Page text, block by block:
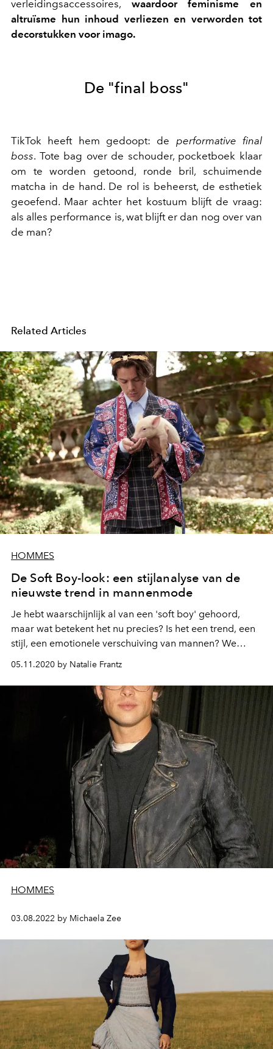
verleidingsaccessoires, waardoor feminisme en
altruïsme hun inhoud verliezen en verworden tot
decorstukken voor imago.
De "final boss"
TikTok heeft hem gedoopt: de performative final
boss. Tote bag over de schouder, pocketboek klaar
om te worden getoond, ronde bril, schuimende
matcha in de hand. De rol is beheerst, de esthetiek
geoefend. Maar achter het kostuum blijft de vraag:
als alles performance is, wat blijft er dan nog over van
de man?
Related Articles
HOMMES
De Soft Boy-look: een stijlanalyse van de
nieuwste trend in mannenmode
Je hebt waarschijnlijk al van een 'soft boy' gehoord,
maar wat betekent het nu precies? Is het een trend, een
stijl, een emotionele verschuiving van mannen? We
leggen het uit aan de hand van 11 celebrities die de soft
boy look opnieuw hebben uitgevonden.
05.11.2020 by Natalie Frantz
HOMMES
03.08.2022 by Michaela Zee